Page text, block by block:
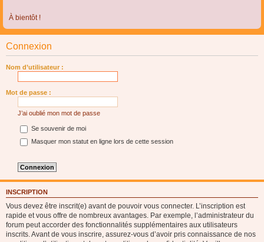
À bientôt !
Connexion
Nom d’utilisateur :
Mot de passe :
J’ai oublié mon mot de passe
Se souvenir de moi
Masquer mon statut en ligne lors de cette session
INSCRIPTION
Vous devez être inscrit(e) avant de pouvoir vous connecter. L’inscription est
rapide et vous offre de nombreux avantages. Par exemple, l’administrateur du
forum peut accorder des fonctionnalités supplémentaires aux utilisateurs
inscrits. Avant de vous inscrire, assurez-vous d’avoir pris connaissance de nos